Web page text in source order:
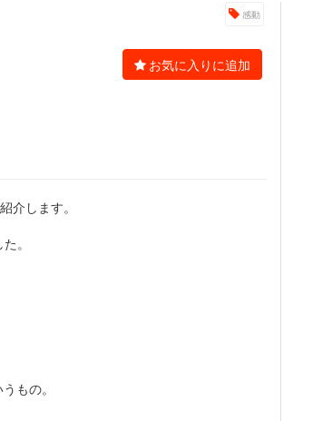
感動
お気に入りに追加
介します。
。
もの。